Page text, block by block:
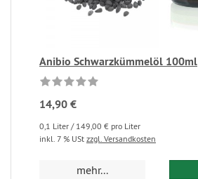
Anibio Schwarzkümmelöl 100ml
14,90 €
0,1 Liter / 149,00 € pro Liter
inkl. 7 % USt zzgl. Versandkosten
mehr...